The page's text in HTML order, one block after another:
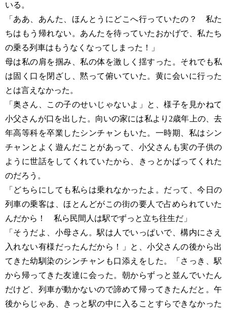
いる。
「ああ、あんた、ほんとうにどこへ行っていたの？ 私た
ちはもう帰れない。あんたを待っていたおかげで、私たち
の乗る列車はもうなくなってしまった！」
母は私の肩を掴み、私の体を激しく揺すった。それでも私
は固く口を閉ざし、黙って俯いていた。黄に会いに行った
とは言えなかった。
「奥さん、この子のせいじゃないよ」と、様子を見かねて
小父さんが口を出した。向いの家には私より2歳年上の、去
年高等科を卒業したシンチャンもいた。一時期、私はシン
チャンとよく遊んだことがあって、小父さんも実の子供の
ように世話をしてくれていたから、きっとかばってくれた
のだろう。
「どちらにしても私らは乗れなかったよ。だって、今日の
列車の乗客は、ほとんどがこの街の要人で占められていた
んだから！ 私ら民間人は駅でずっと立ち往生だ」
「そうだよ、小母さん。駅は人でいっぱいで、構内にさえ
入れない有様だったんだから！」と、小父さんの後から出
てきた幼馴染のシンチャンも口添えをした。「さっき、駅
から帰ってきた友達に会った。朝からずっと並んでいたん
だけど、列車が動かないので諦めて帰ってきたんだと。午
後からじゃあ、きっと駅の中に入ることすらできなかった